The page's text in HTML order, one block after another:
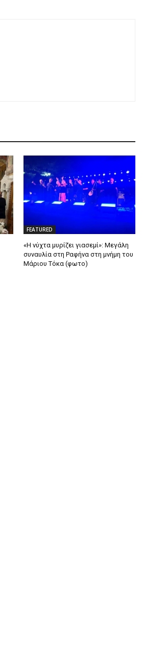
FEATURED
«Η νύχτα μυρίζει γιασεμί»: Μεγάλη
συναυλία στη Ραφήνα στη μνήμη του
Μάριου Τόκα (φωτο)